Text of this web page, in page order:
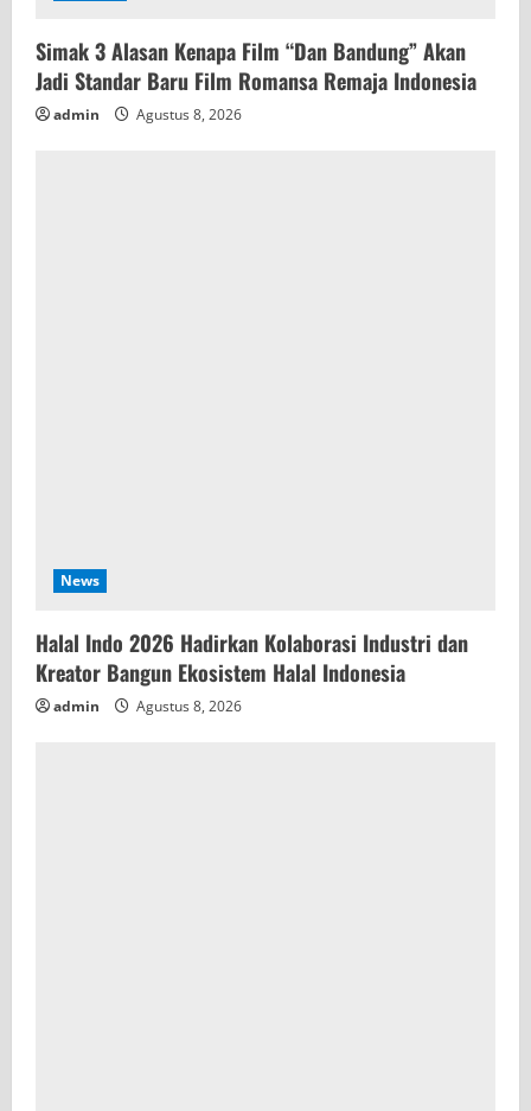
Simak 3 Alasan Kenapa Film “Dan Bandung” Akan
Jadi Standar Baru Film Romansa Remaja Indonesia
admin Agustus 8, 2026
News
Halal Indo 2026 Hadirkan Kolaborasi Industri dan
Kreator Bangun Ekosistem Halal Indonesia
admin Agustus 8, 2026